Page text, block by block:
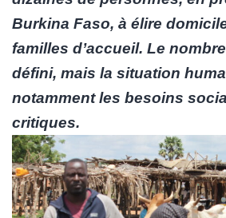
Burkina Faso, à élire
familles d’accueil. Le
défini, mais la situation
notamment les besoins
critiques.